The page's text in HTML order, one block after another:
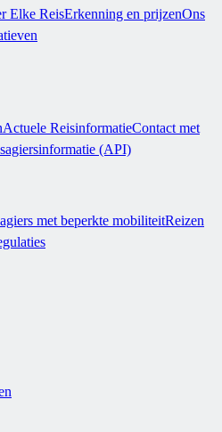
Elke ReisErkenning en prijzenOns
Actuele ReisinformatieContact met
(API)
met beperkte mobiliteitReizen